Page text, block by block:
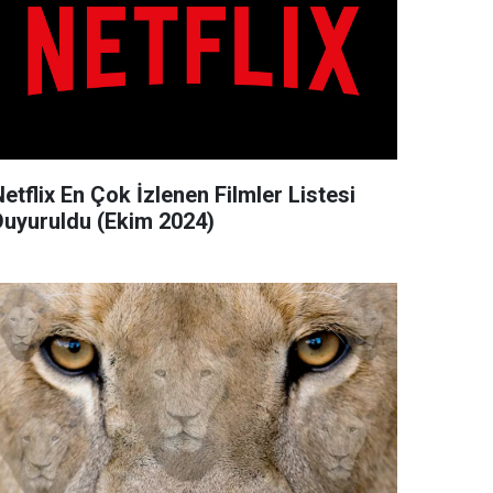
En Çok İzlenen Filmler Listesi
(Ekim 2024)